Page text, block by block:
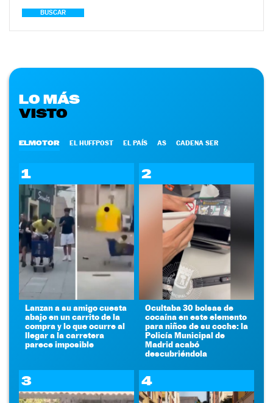
BUSCAR
LO MÁS
VISTO
ELMOTOR EL HUFFPOST EL PAÍS AS CADENA SER
1
Lanzan a su amigo cuesta
abajo en un carrito de la
compra y lo que ocurre al
llegar a la carretera
parece imposible
2
Ocultaba 30 bolsas de
cocaína en este elemento
para niños de su coche: la
Policía Municipal de
Madrid acabó
descubriéndola
3 4